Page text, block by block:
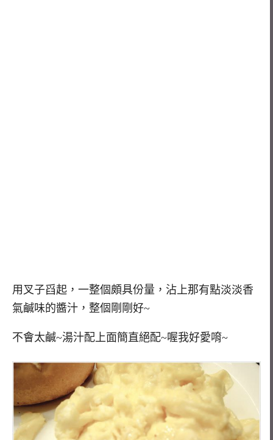
用叉子舀起，一整個頗具份量，沾上那有點淡淡香
氣鹹味的醬汁，整個剛剛好~
不會太鹹~湯汁配上面簡直絕配~喔我好愛唷~